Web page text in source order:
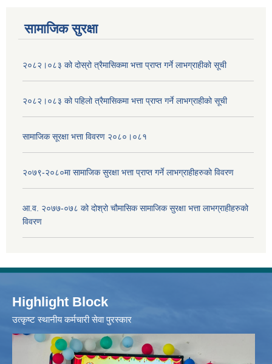
सामाजिक सुरक्षा
२०८२।०८३ को दोस्रो त्रैमासिकमा भत्ता प्राप्‍त गर्ने लाभग्राहीको सूची
२०८२।०८३ को पहिलो त्रैमासिकमा भत्ता प्राप्‍त गर्ने लाभग्राहीको सूची
सामाजिक सूरक्षा भत्ता विवरण २०८०।०८१
२०७९-२०८०मा सामाजिक सुरक्षा भत्ता प्राप्त गर्ने लाभग्राहीहरुको विवरण
आ.व. २०७७-०७८ को दोश्रो चौमासिक सामाजिक सुरक्षा भत्ता लाभग्राहीहरुको
विवरण
Highlight Block
उत्‍कृष्ट स्थानीय कर्मचारी सेवा पुरस्कार